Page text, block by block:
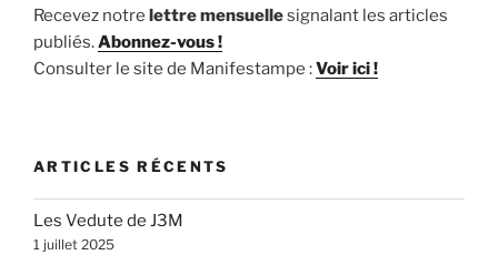
Recevez notre lettre mensuellesignalant les articles
publiés.Abonnez-vous !
Consulter le site de Manifestampe :Voir ici !
ARTICLES RÉCENTS
Les Vedute de J3M
1 juillet 2025